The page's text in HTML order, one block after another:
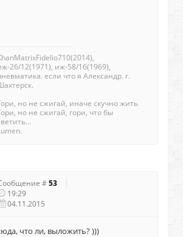
26/12(1971), иж-58/16(1969),
если что я Александр. г.
но не сжигай, иначе скучно жить
но не сжигай, гори, что бы
#53
19:29
04.11.2015
что ли, выложить? )))